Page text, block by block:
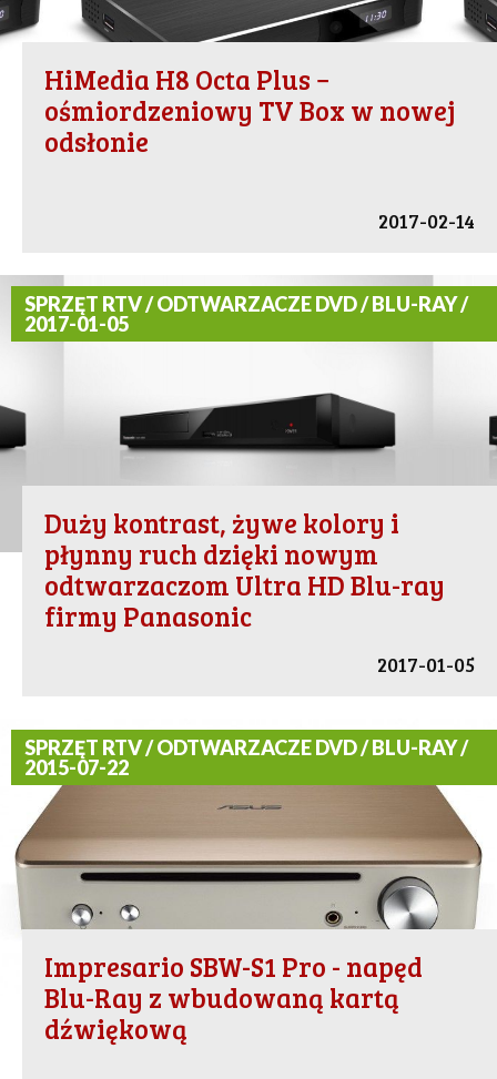
HiMedia H8 Octa Plus −
ośmiordzeniowy TV Box w nowej
odsłonie
2017-02-14
SPRZĘT RTV / ODTWARZACZE DVD / BLU-RAY /
2017-01-05
Duży kontrast, żywe kolory i
płynny ruch dzięki nowym
odtwarzaczom Ultra HD Blu-ray
firmy Panasonic
2017-01-05
SPRZĘT RTV / ODTWARZACZE DVD / BLU-RAY /
2015-07-22
Impresario SBW-S1 Pro - napęd
Blu-Ray z wbudowaną kartą
dźwiękową